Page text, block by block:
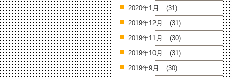
2020年1月
(31)
2019年12月
(31)
2019年11月
(30)
2019年10月
(31)
2019年9月
(30)